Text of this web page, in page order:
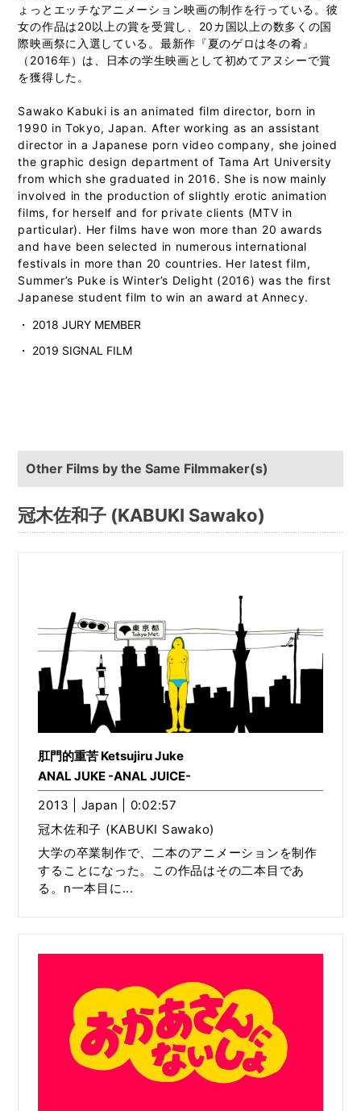
ょっとエッチなアニメーション映画の制作を行っている。彼
女の作品は20以上の賞を受賞し、20カ国以上の数多くの国
際映画祭に入選している。最新作『夏のゲロは冬の肴』
（2016年）は、日本の学生映画として初めてアヌシーで賞
を獲得した。
Sawako Kabuki is an animated film director, born in
1990 in Tokyo, Japan. After working as an assistant
director in a Japanese porn video company, she joined
the graphic design department of Tama Art University
from which she graduated in 2016. She is now mainly
involved in the production of slightly erotic animation
films, for herself and for private clients (MTV in
particular). Her films have won more than 20 awards
and have been selected in numerous international
festivals in more than 20 countries. Her latest film,
Summer’s Puke is Winter’s Delight (2016) was the first
Japanese student film to win an award at Annecy.
・ 2018 JURY MEMBER
・ 2019 SIGNAL FILM
Other Films by the Same Filmmaker(s)
冠木佐和子 (KABUKI Sawako)
肛門的重苦 Ketsujiru Juke
ANAL JUKE -ANAL JUICE-
2013 | Japan | 0:02:57
冠木佐和子 (KABUKI Sawako)
大学の卒業制作で、二本のアニメーションを制作
することになった。この作品はその二本目であ
る。n一本目に...